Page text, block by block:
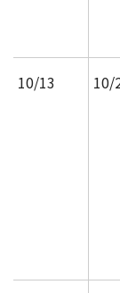
10/13 10/